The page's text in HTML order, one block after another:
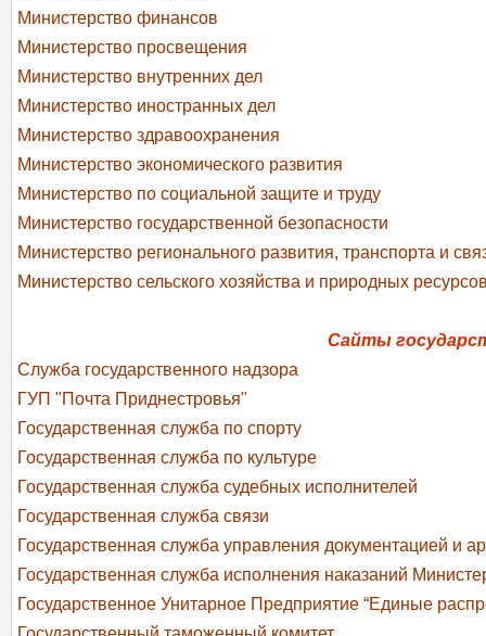
Министерство финансов
Министерство просвещения
Министерство внутренних дел
Министерство иностранных дел
Министерство здравоохранения
Министерство экономического развития
Министерство по социальной защите и труду
Министерство государственной безопасности
Министерство регионального развития, транспорта и
Министерство сельского хозяйства и природных
Сайты
Служба государственного надзора
ГУП "Почта Приднестровья"
Государственная служба по спорту
Государственная служба по культуре
Государственная служба судебных исполнителей
Государственная служба связи
Государственная служба управления документацией и
Государственная служба исполнения наказаний
Государственное Унитарное Предприятие “Единые